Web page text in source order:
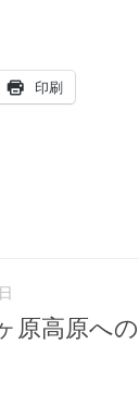
印刷
原高原への